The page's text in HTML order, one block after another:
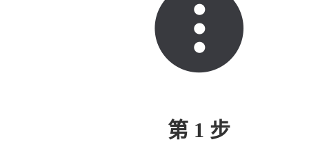
第 1 步